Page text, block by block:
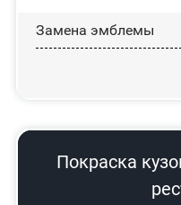
Замена эмблемы
Покраска